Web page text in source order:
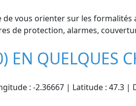
vous orienter sur les
de protection, alarmes,
EN QUELQUES
: -2.36667 | Latitude : 47.3